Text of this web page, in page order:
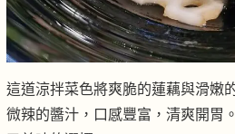
這道涼拌菜色將爽脆的蓮藕與滑嫩
微辣的醬汁，口感豐富，清爽開胃